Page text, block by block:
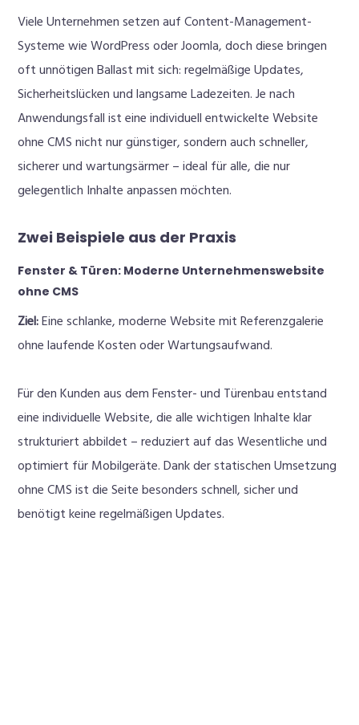
Viele Unternehmen setzen auf Content-Management-
Systeme wie WordPress oder Joomla, doch diese bringen
oft unnötigen Ballast mit sich: regelmäßige Updates,
Sicherheitslücken und langsame Ladezeiten. Je nach
Anwendungsfall ist eine individuell entwickelte Website
ohne CMS nicht nur günstiger, sondern auch schneller,
sicherer und wartungsärmer – ideal für alle, die nur
gelegentlich Inhalte anpassen möchten.
Zwei Beispiele aus der Praxis
Fenster & Türen: Moderne Unternehmenswebsite
ohne CMS
Ziel:Eine schlanke, moderne Website mit Referenzgalerie
ohne laufende Kosten oder Wartungsaufwand.
Für den Kunden aus dem Fenster- und Türenbau entstand
eine individuelle Website, die alle wichtigen Inhalte klar
strukturiert abbildet – reduziert auf das Wesentliche und
optimiert für Mobilgeräte. Dank der statischen Umsetzung
ohne CMS ist die Seite besonders schnell, sicher und
benötigt keine regelmäßigen Updates.